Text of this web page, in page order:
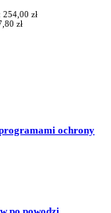
254,00 zł
zł
ochrony